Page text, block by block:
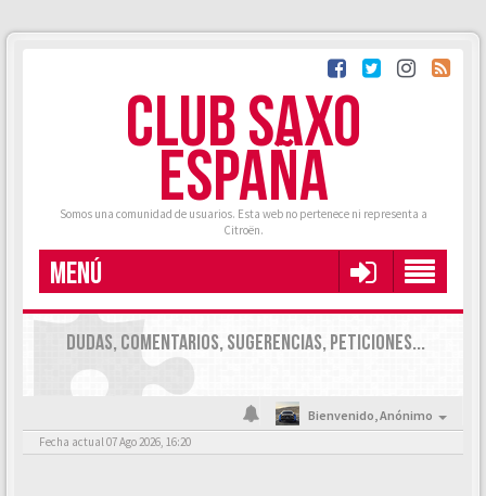
CLUB SAXO
ESPAÑA
Somos una comunidad de usuarios. Esta web no pertenece ni representa a
Citroën.
MENÚ
DUDAS, COMENTARIOS, SUGERENCIAS, PETICIONES...
Bienvenido,Anónimo
Fecha actual 07 Ago 2026, 16:20